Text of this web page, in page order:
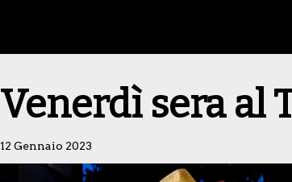
Venerdì sera al
12 Gennaio 2023